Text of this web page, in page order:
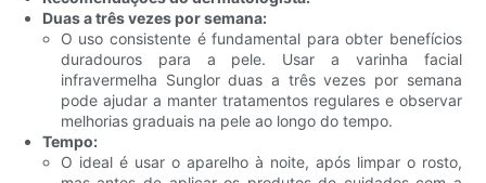
Duas a três vezes por semana:
O uso consistente é fundamental para obter benefícios
duradouros para a pele. Usar a varinha facial
infravermelha Sunglor duas a três vezes por semana
pode ajudar a manter tratamentos regulares e observar
melhorias graduais na pele ao longo do tempo.
Tempo:
O ideal é usar o aparelho à noite, após limpar o rosto,